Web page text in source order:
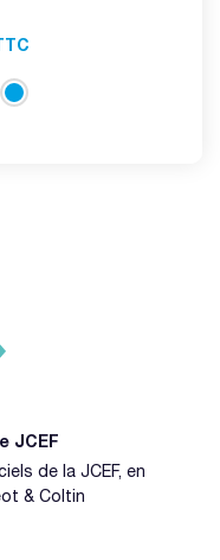
JCEF
de la JCEF, en
& Coltin